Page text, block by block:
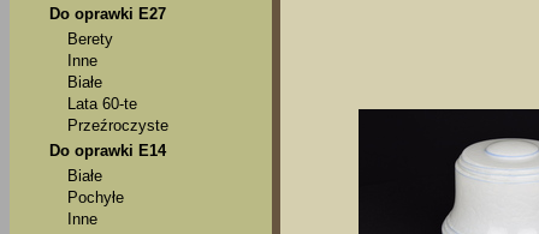
Do oprawki E27
Berety
Inne
Białe
Lata 60-te
Przeźroczyste
Do oprawki E14
Białe
Pochyłe
Inne